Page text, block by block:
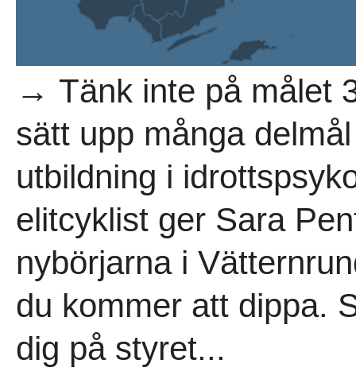
→ Tänk inte på målet
sätt upp många
utbildning i
elitcyklist ger Sara
nybörjarna i
du kommer att dippa.
dig på styret...